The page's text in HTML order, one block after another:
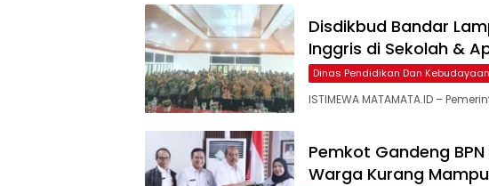
Disdikbud Bandar
Inggris di Sekolah &
Dinas Pendidikan Dan
ISTIMEWA MATAMATA.ID –
Pemkot Gandeng
Warga Kurang